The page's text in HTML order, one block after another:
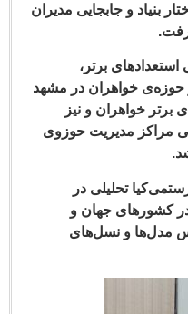
و جابجایی مدیران
برتر،
خواهران در مشهد
و نیز
مدیریت حوزوی
تحلیلی در
جهان و
و نسل‌های